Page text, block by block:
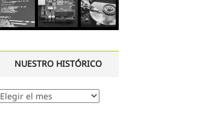
NUESTRO HISTÓRICO
Nuestro